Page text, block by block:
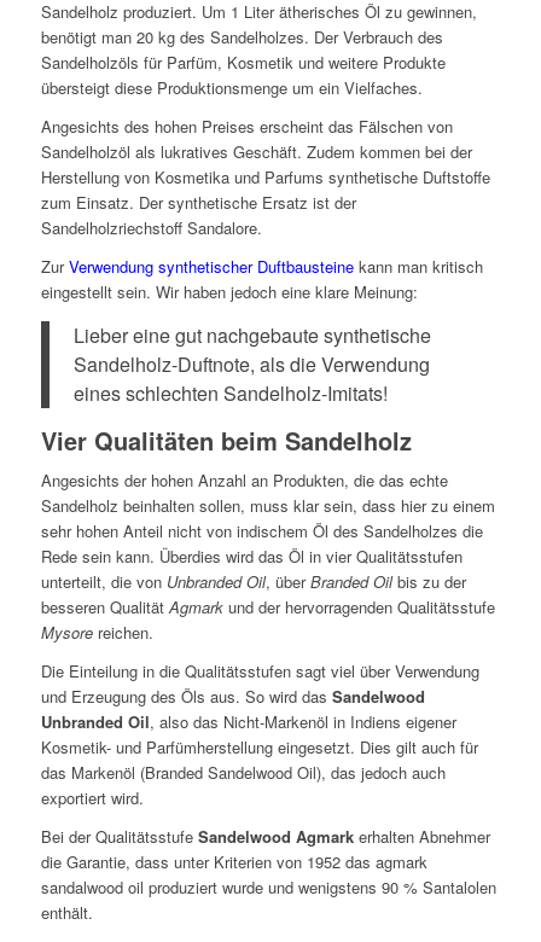
Sandelholz produziert. Um 1 Liter ätherisches Öl zu gewinnen,
benötigt man 20 kg des Sandelholzes. Der Verbrauch des
Sandelholzöls für Parfüm, Kosmetik und weitere Produkte
übersteigt diese Produktionsmenge um ein Vielfaches.
Angesichts des hohen Preises erscheint das Fälschen von
Sandelholzöl als lukratives Geschäft. Zudem kommen bei der
Herstellung von Kosmetika und Parfums synthetische Duftstoffe
zum Einsatz. Der synthetische Ersatz ist der
Sandelholzriechstoff Sandalore.
ZurVerwendung synthetischer Duftbausteinekann man kritisch
eingestellt sein. Wir haben jedoch eine klare Meinung:
Lieber eine gut nachgebaute synthetische
Sandelholz-Duftnote, als die Verwendung
eines schlechten Sandelholz-Imitats!
Vier Qualitäten beim Sandelholz
Angesichts der hohen Anzahl an Produkten, die das echte
Sandelholz beinhalten sollen, muss klar sein, dass hier zu einem
sehr hohen Anteil nicht von indischem Öl des Sandelholzes die
Rede sein kann. Überdies wird das Öl in vier Qualitätsstufen
unterteilt, die von Unbranded Oil, überBranded Oilbis zu der
besseren QualitätAgmarkund der hervorragenden Qualitätsstufe
Mysorereichen.
Die Einteilung in die Qualitätsstufen sagt viel über Verwendung
und Erzeugung des Öls aus. So wird das Sandelwood
Unbranded Oil, also das Nicht-Markenöl in Indiens eigener
Kosmetik- und Parfümherstellung eingesetzt. Dies gilt auch für
das Markenöl (Branded Sandelwood Oil), das jedoch auch
exportiert wird.
Bei der Qualitätsstufe Sandelwood Agmarkerhalten Abnehmer
die Garantie, dass unter Kriterien von 1952 das agmark
sandalwood oil produziert wurde und wenigstens 90 % Santalolen
enthält.